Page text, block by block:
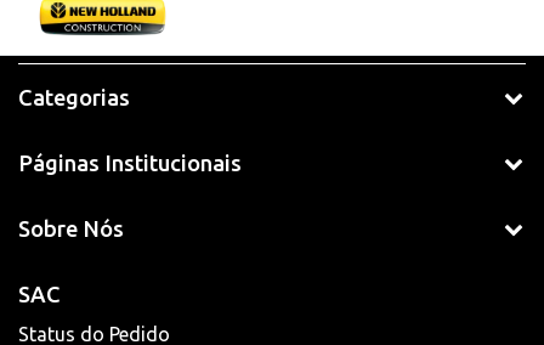
Categorias
Páginas Institucionais
Sobre Nós
SAC
Status do Pedido